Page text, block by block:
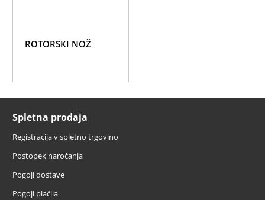
ROTORSKI NOŽ
Spletna prodaja
Registracija v spletno trgovino
Postopek naročanja
Pogoji dostave
Pogoji plačila